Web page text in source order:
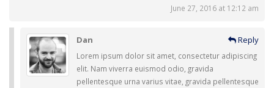
June 27, 2016 at 12:12 am
Dan Reply
Lorem ipsum dolor sit amet, consectetur adipiscing
elit. Nam viverra euismod odio, gravida
pellentesque urna varius vitae, gravida pellentesque